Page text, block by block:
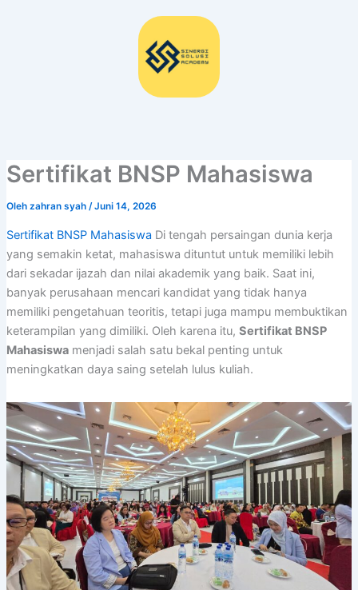
Sertifikat BNSP Mahasiswa
Oleh zahran syah /Juni 14, 2026
Sertifikat BNSP Mahasiswa Di tengah persaingan dunia kerja
yang semakin ketat, mahasiswa dituntut untuk memiliki lebih
dari sekadar ijazah dan nilai akademik yang baik. Saat ini,
banyak perusahaan mencari kandidat yang tidak hanya
memiliki pengetahuan teoritis, tetapi juga mampu membuktikan
keterampilan yang dimiliki. Oleh karena itu, Sertifikat BNSP
Mahasiswamenjadi salah satu bekal penting untuk
meningkatkan daya saing setelah lulus kuliah.